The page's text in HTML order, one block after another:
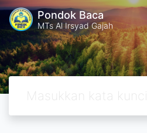
Pondok Baca
MTs Al Irsyad Gajah